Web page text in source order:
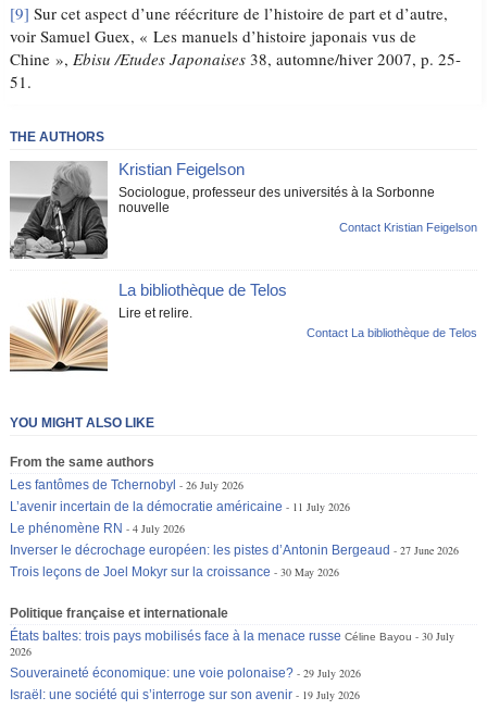
[9] Sur cet aspect d’une réécriture de l’histoire de part et d’autre,
voir Samuel Guex, « Les manuels d’histoire japonais vus de
Chine », Ebisu /Etudes Japonaises 38, automne/hiver 2007, p. 25-
51.
THE AUTHORS
Kristian Feigelson
Sociologue, professeur des universités à la Sorbonne
nouvelle
Contact Kristian Feigelson
La bibliothèque de Telos
Lire et relire.
Contact La bibliothèque de Telos
YOU MIGHT ALSO LIKE
From the same authors
Les fantômes de Tchernobyl
26 July 2026
L’avenir incertain de la démocratie américaine
11 July 2026
Le phénomène RN
4 July 2026
Inverser le décrochage européen: les pistes d’Antonin Bergeaud
27 June 2026
Trois leçons de Joel Mokyr sur la croissance
30 May 2026
Politique française et internationale
États baltes: trois pays mobilisés face à la menace russe Céline Bayou
30 July
2026
Souveraineté économique: une voie polonaise?
29 July 2026
Israël: une société qui s’interroge sur son avenir
19 July 2026